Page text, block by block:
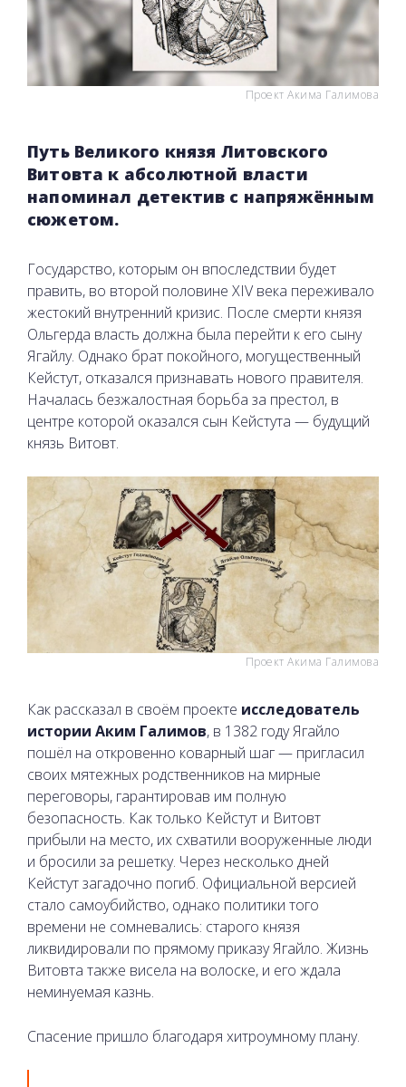
Проект Акима Галимова
Путь Великого князя Литовского
Витовта к абсолютной власти
напоминал детектив с напряжённым
сюжетом.
Государство, которым он впоследствии будет
править, во второй половине XIV века переживало
жестокий внутренний кризис. После смерти князя
Ольгерда власть должна была перейти к его сыну
Ягайлу. Однако брат покойного, могущественный
Кейстут, отказался признавать нового правителя.
Началась безжалостная борьба за престол, в
центре которой оказался сын Кейстута — будущий
князь Витовт.
Проект Акима Галимова
Как рассказал в своём проекте исследователь
истории Аким Галимов, в 1382 году Ягайло
пошёл на откровенно коварный шаг — пригласил
своих мятежных родственников на мирные
переговоры, гарантировав им полную
безопасность. Как только Кейстут и Витовт
прибыли на место, их схватили вооруженные люди
и бросили за решетку. Через несколько дней
Кейстут загадочно погиб. Официальной версией
стало самоубийство, однако политики того
времени не сомневались: старого князя
ликвидировали по прямому приказу Ягайло. Жизнь
Витовта также висела на волоске, и его ждала
неминуемая казнь.
Спасение пришло благодаря хитроумному плану.